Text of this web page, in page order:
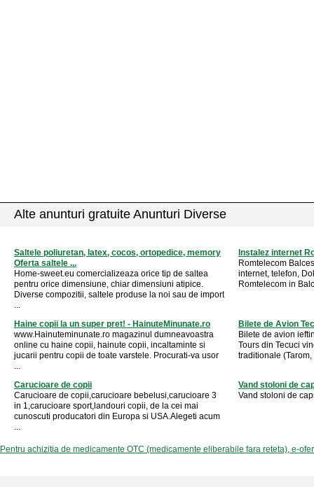
Alte anunturi gratuite Anunturi Diverse
Saltele poliuretan, latex, cocos, ortopedice, memory
Oferta saltele ...
Home-sweet.eu comercializeaza orice tip de saltea
pentru orice dimensiune, chiar dimensiuni atipice.
Diverse compozitii, saltele produse la noi sau de import
...
Instalez internet
Romtelecom
internet, telefon,
Romtelecom in
Haine copii la un super pret! - HainuteMinunate.ro
www.Hainuteminunate.ro magazinul dumneavoastra
online cu haine copii, hainute copii, incaltaminte si
jucarii pentru copii de toate varstele. Procurati-va usor
...
Bilete de Avion
Bilete de avion
Tours din Tecuci
traditionale
Carucioare de copii
Carucioare de copii,carucioare bebelusi,carucioare 3
in 1,carucioare sport,landouri copii, de la cei mai
cunoscuti producatori din Europa si USA.Alegeti acum
...
Vand stoloni de
Vand stoloni de
Pentru achizitia de medicamente OTC (medicamente eliberabile fara reteta), e-